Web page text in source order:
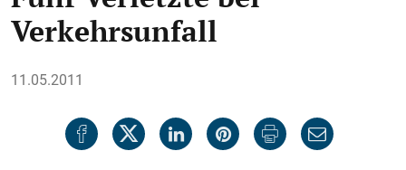
Verkehrsunfall
11.05.2011